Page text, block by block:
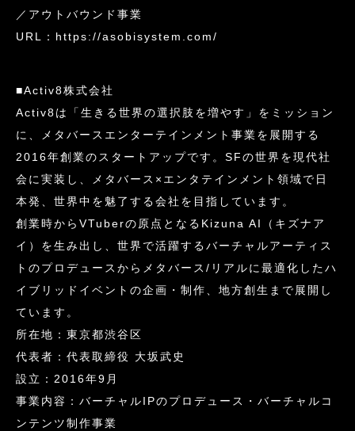
／アウトバウンド事業
URL：https://asobisystem.com/
■Activ8株式会社
Activ8は「生きる世界の選択肢を増やす」をミッション
に、メタバースエンターテインメント事業を展開する
2016年創業のスタートアップです。SFの世界を現代社
会に実装し、メタバース×エンタテインメント領域で日
本発、世界中を魅了する会社を目指しています。
創業時からVTuberの原点となるKizuna AI（キズナア
イ）を生み出し、世界で活躍するバーチャルアーティス
トのプロデュースからメタバース/リアルに最適化したハ
イブリッドイベントの企画・制作、地方創生まで展開し
ています。
所在地：東京都渋谷区
代表者：代表取締役 大坂武史
設立：2016年9月
事業内容：バーチャルIPのプロデュース・バーチャルコ
ンテンツ制作事業